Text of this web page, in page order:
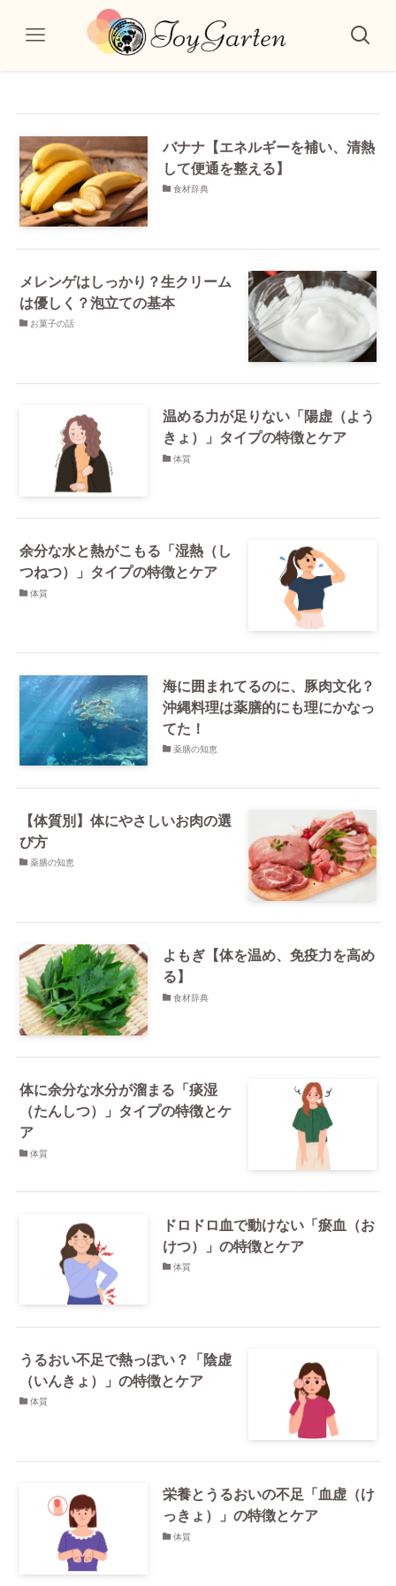
バナナ【エネルギーを補い、清熱
して便通を整える】
食材辞典
メレンゲはしっかり？生クリーム
は優しく？泡立ての基本
お菓子の話
温める力が足りない「陽虚（よう
きょ）」タイプの特徴とケア
体質
余分な水と熱がこもる「湿熱（し
つねつ）」タイプの特徴とケア
体質
海に囲まれてるのに、豚肉文化？
沖縄料理は薬膳的にも理にかなっ
てた！
薬膳の知恵
【体質別】体にやさしいお肉の選
び方
薬膳の知恵
よもぎ【体を温め、免疫力を高め
る】
食材辞典
体に余分な水分が溜まる「痰湿
（たんしつ）」タイプの特徴とケ
ア
体質
ドロドロ血で動けない「瘀血（お
けつ）」の特徴とケア
体質
うるおい不足で熱っぽい？「陰虚
（いんきょ）」の特徴とケア
体質
栄養とうるおいの不足「血虚（け
っきょ）」の特徴とケア
体質